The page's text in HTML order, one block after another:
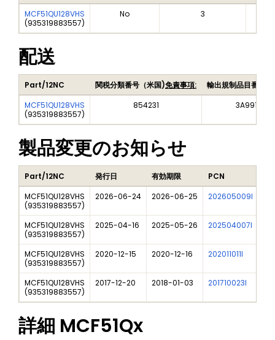
MCF51QU128VHS
(935319883557)
No 3
配送
Part/12NC 関税分類番号（米国)免責事項:
輸出規制品目番号
MCF51QU128VHS
(935319883557)
854231 3A991A2
製品変更のお知らせ
Part/12NC 発行日 有効期限 PCN
MCF51QU128VHS
(935319883557)
2026-06-24 2026-06-25 202605009I
MCF51QU128VHS
(935319883557)
2025-04-16 2025-05-26 202504007I
MCF51QU128VHS
(935319883557)
2020-12-15 2020-12-16 202011011I
MCF51QU128VHS
(935319883557)
2017-12-20 2018-01-03 201710023I
詳細 MCF51Qx